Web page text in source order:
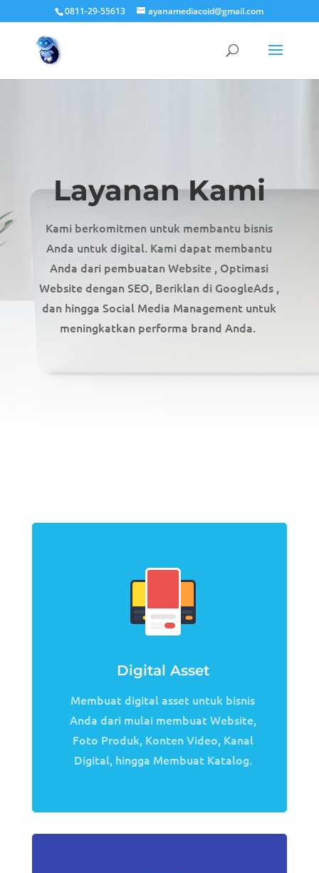
0811-29-55613 ayanamediacoid@gmail.com
Layanan Kami
Kami berkomitmen untuk membantu bisnis
Anda untuk digital. Kami dapat membantu
Anda dari pembuatan Website , Optimasi
Website dengan SEO, Beriklan di GoogleAds ,
dan hingga Social Media Management untuk
meningkatkan performa brand Anda.
Digital Asset
Membuat digital asset untuk bisnis
Anda dari mulai membuat Website,
Foto Produk, Konten Video, Kanal
Digital, hingga Membuat Katalog.